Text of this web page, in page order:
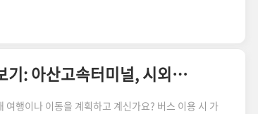
시외버스터미널의 시외버스 예매는 온라인을 통해
로 진행하시면 손쉽게 원하는 시간대의 버스를 예매할
아산 고속버스 시외버스 예매 방법, 시간표 보기: 아산고속터미널, 시외버스터미널
행이나 이동을 계획하고 계신가요? 버스 이용 시 가